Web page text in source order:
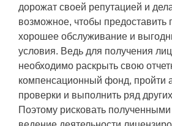
дорожат своей репутацией и
возможное, чтобы предоставить
хорошее обслуживание и
условия. Ведь для получения
необходимо раскрыть свою
компенсационный фонд, пройти
проверки и выполнить ряд
Поэтому рисковать